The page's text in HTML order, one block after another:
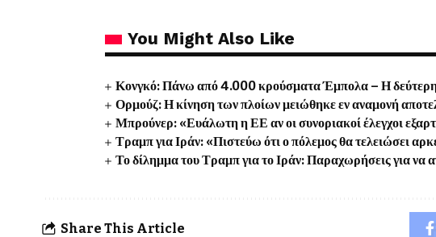
You Might Also Like
Κονγκό: Πάνω από 4.000 κρούσματα Έμπολα – Η δεύτερη
Ορμούζ: Η κίνηση των πλοίων μειώθηκε εν αναμονή
Μπρούνερ: «Ευάλωτη η ΕΕ αν οι συνοριακοί έλεγχοι
Τραμπ για Ιράν: «Πιστεύω ότι ο πόλεμος θα τελειώσει
Το δίλημμα του Τραμπ για το Ιράν: Παραχωρήσεις για να
Share This Article